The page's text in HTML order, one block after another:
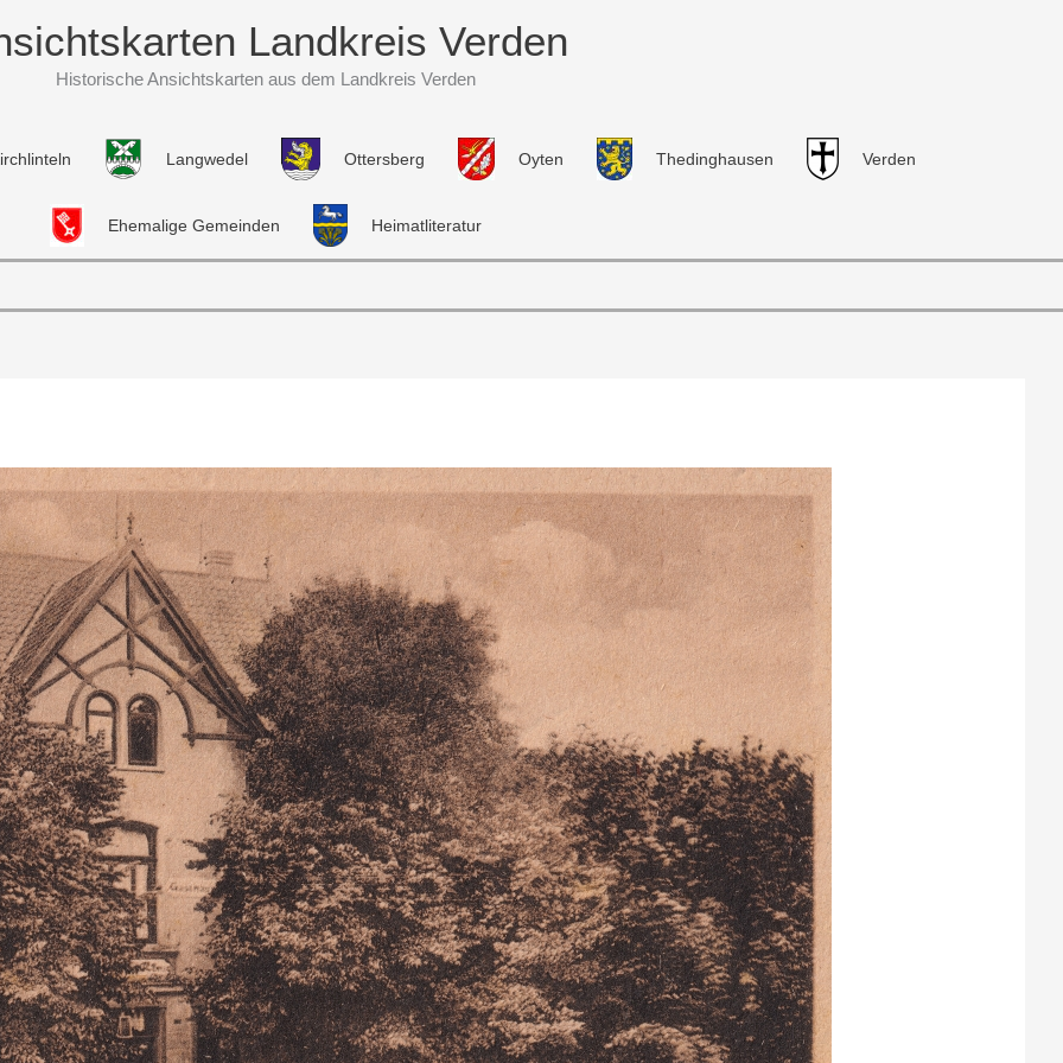
Landkreis Verden
Historische Ansichtskarten aus dem Landkreis Verden
Langwedel Ottersberg Oyten Thedinghausen Verden
Ehemalige Gemeinden Heimatliteratur